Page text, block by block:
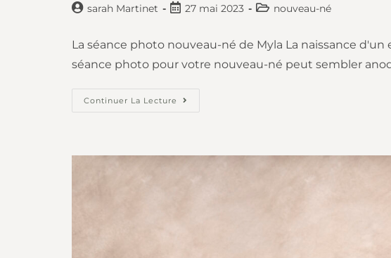
sarah Martinet 27 mai 2023 nouveau-né
La séance photo nouveau-né de Myla La naissance
séance photo pour votre nouveau-né peut sembler
Continuer La Lecture